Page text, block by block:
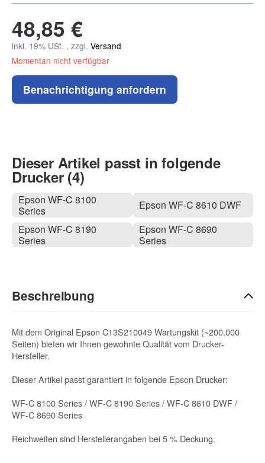
48,85 €
inkl. 19% USt. , zzgl. Versand
Momentan nicht verfügbar
Benachrichtigung anfordern
Dieser Artikel passt in folgende
Drucker (4)
Epson WF-C 8100
Series
Epson WF-C 8190
Series
Epson WF-C 8610 DWF
Epson WF-C 8690
Series
Beschreibung
Mit dem Original Epson C13S210049 Wartungskit (~200.000
Seiten) bieten wir Ihnen gewohnte Qualität vom Drucker-
Hersteller.
Dieser Artikel passt garantiert in folgende Epson Drucker:
WF-C 8100 Series / WF-C 8190 Series / WF-C 8610 DWF /
WF-C 8690 Series
Reichweiten sind Herstellerangaben bei 5 % Deckung.